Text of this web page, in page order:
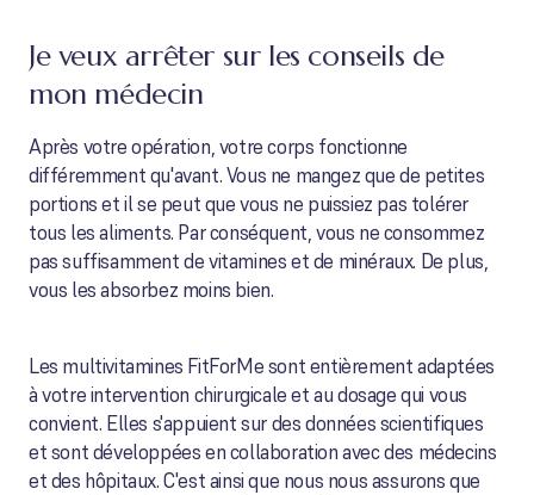
Je veux arrêter sur les conseils de
mon médecin
Après votre opération, votre corps fonctionne
différemment qu'avant. Vous ne mangez que de petites
portions et il se peut que vous ne puissiez pas tolérer
tous les aliments. Par conséquent, vous ne consommez
pas suffisamment de vitamines et de minéraux. De plus,
vous les absorbez moins bien.
Les multivitamines FitForMe sont entièrement adaptées
à votre intervention chirurgicale et au dosage qui vous
convient. Elles s'appuient sur des données scientifiques
et sont développées en collaboration avec des médecins
et des hôpitaux. C'est ainsi que nous nous assurons que